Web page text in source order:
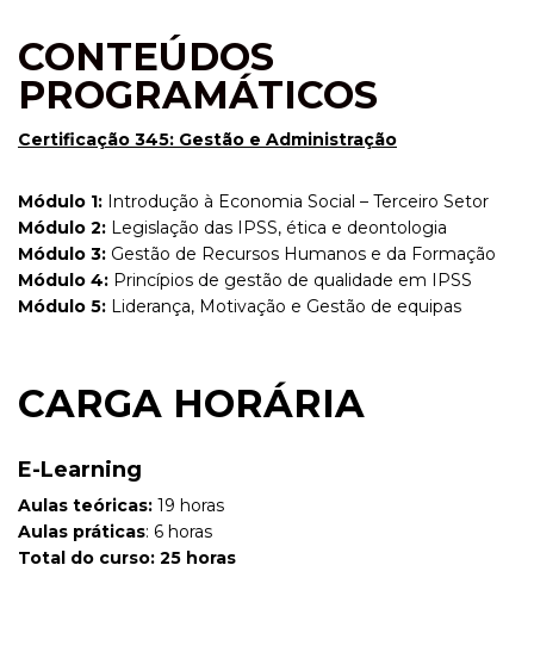
CONTEÚDOS
PROGRAMÁTICOS
Certificação 345: Gestão e Administração
Módulo 1: Introdução à Economia Social – Terceiro Setor
Módulo 2: Legislação das IPSS, ética e deontologia
Módulo 3: Gestão de Recursos Humanos e da Formação
Módulo 4: Princípios de gestão de qualidade em IPSS
Módulo 5: Liderança, Motivação e Gestão de equipas
CARGA HORÁRIA
E-Learning
Aulas teóricas: 19 horas
Aulas práticas: 6 horas
Total do curso: 25 horas